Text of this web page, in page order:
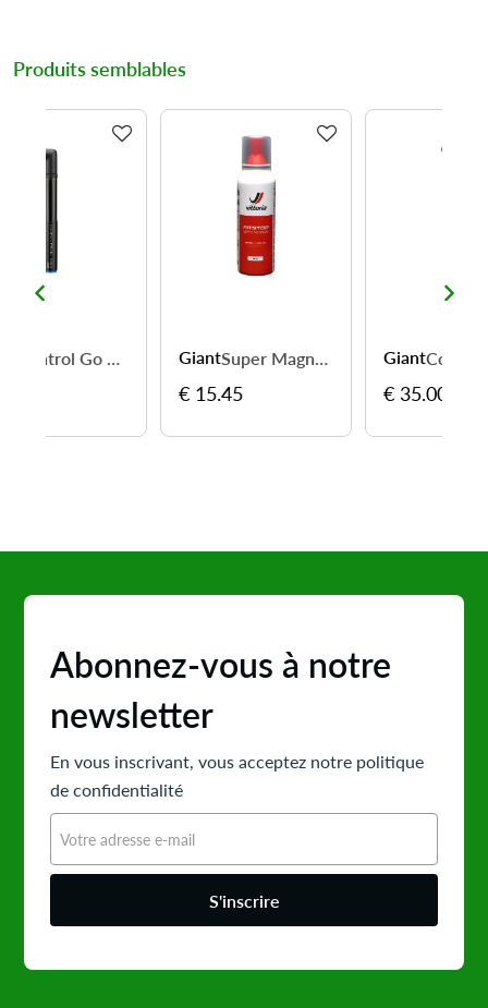
Produits semblables
Super Magnum 125 ml - réparez et regonflez en quelques secondes Giant Control Go 2 Stage mini pump - gonflage rapide partout Topeak
Abonnez-vous à notre
newsletter
En vous inscrivant, vous acceptez notre politique
de confidentialité
S'inscrire